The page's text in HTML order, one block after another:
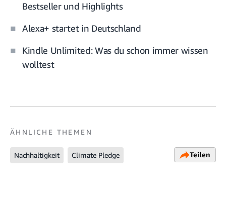
Bestseller und Highlights
Alexa+ startet in Deutschland
Kindle Unlimited: Was du schon immer wissen
wolltest
ÄHNLICHE THEMEN
Nachhaltigkeit Climate Pledge Teilen